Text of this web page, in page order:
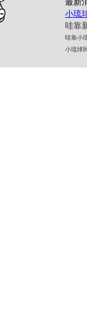
最新
小琉
哇靠
哇靠小
小琉球